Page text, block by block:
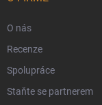
O nás
Recenze
Spolupráce
Staňte se partnerem